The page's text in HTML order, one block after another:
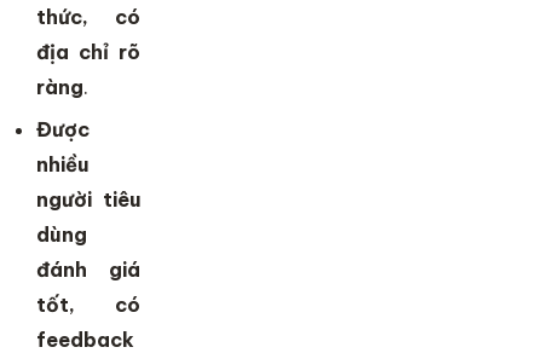
thức, có
địa chỉ rõ
ràng.
Được
nhiều
người tiêu
dùng
đánh giá
tốt, có
feedback